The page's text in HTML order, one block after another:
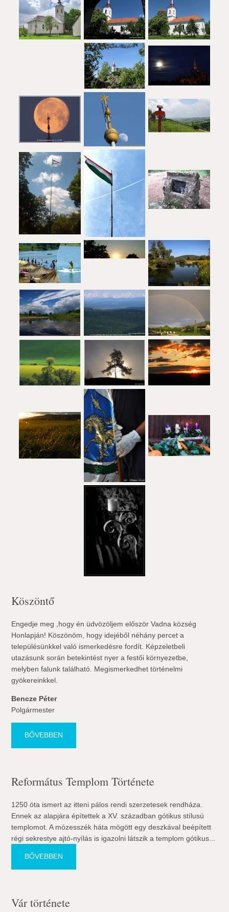
Köszöntő
Engedje meg ,hogy én üdvözöljem először Vadna község
Honlapján! Köszönöm, hogy idejéből néhány percet a
településünkkel való ismerkedésre fordít. Képzeletbeli
utazásunk során betekintést nyer a festői környezetbe,
melyben falunk található. Megismerkedhet történelmi
gyökereinkkel.
Bencze Péter
Polgármester
BŐVEBBEN
Református Templom Története
1250 óta ismert az itteni pálos rendi szerzetesek rendháza.
Ennek az alapjára építettek a XV. században gótikus stílusú
templomot. A mózesszék háta mögött egy deszkával beépített
régi sekrestye ajtó-nyílás is igazolni látszik a templom gótikus...
BŐVEBBEN
Vár története